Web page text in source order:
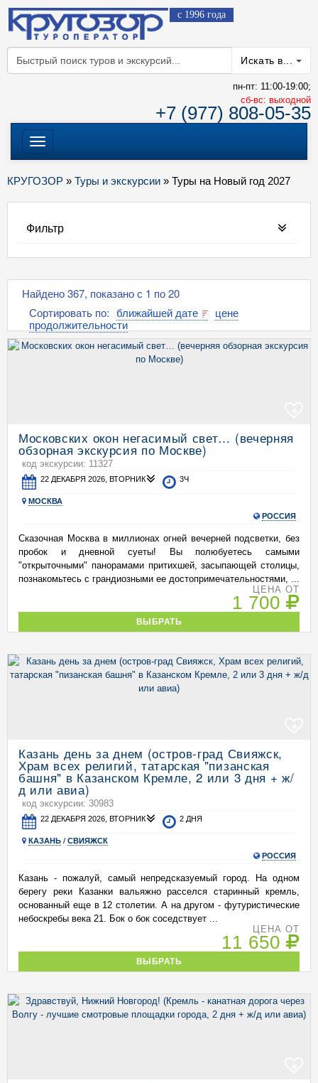
с 1996 года
Искать в...
пн-пт: 11:00-19:00;
cб-вс: выходной
+7 (977) 808-05-35
Меню
КРУГОЗОР » Туры и экскурсии » Туры на Новый год 2027
Фильтр
Найдено 367, показано с 1 по 20
Сортировать по: ближайшей дате
цене
продолжительности
Московских окон негасимый свет… (вечерняя
обзорная экскурсия по Москве)
код экскурсии: 11327
22 ДЕКАБРЯ 2026, ВТОРНИК 3Ч
МОСКВА
РОССИЯ
Сказочная Москва в миллионах огней вечерней подсветки, без
пробок и дневной суеты! Вы полюбуетесь самыми
"открыточными" панорамами притихшей, засыпающей столицы,
познакомьтесь с грандиозными ее достопримечательностями, ...
ЦЕНА ОТ
1 700
ВЫБРАТЬ
Казань день за днем (остров-град Свияжск,
Храм всех религий, татарская "пизанская
башня" в Казанском Кремле, 2 или 3 дня + ж/
д или авиа)
код экскурсии: 30983
22 ДЕКАБРЯ 2026, ВТОРНИК 2 ДНЯ
КАЗАНЬ / СВИЯЖСК
РОССИЯ
Казань - пожалуй, самый непредсказуемый город. На одном
берегу реки Казанки вальяжно расселся старинный кремль,
основанный еще в 12 столетии. А на другом - футуристические
небоскребы века 21. Бок о бок соседствует ...
ЦЕНА ОТ
11 650
ВЫБРАТЬ